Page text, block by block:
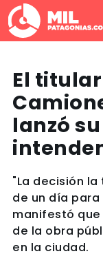
El
lanzó
"La decisión
de un día para
manifestó
de la obra
en la ciudad.